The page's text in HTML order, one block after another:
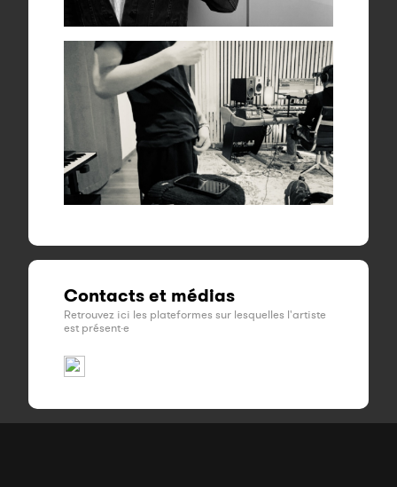
Contacts et médias
Retrouvez ici les plateformes sur lesquelles l'artiste
est présent·e